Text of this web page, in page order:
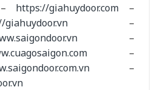
https://giahuydoor.com –
giahuydoor.vn–
–
–
–